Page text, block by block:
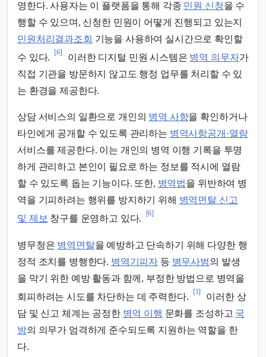
영한다. 사용자는 이 플랫폼을 통해 각종 민원 신청을 수
행할 수 있으며, 신청한 민원이 어떻게 진행되고 있는지
민원처리결과조회 기능을 사용하여 실시간으로 확인할
수 있다.
[6]
이러한 디지털 민원 시스템은 병역 의무자가
직접 기관을 방문하지 않고도 행정 업무를 처리할 수 있
는 환경을 제공한다.
상담 서비스의 일환으로 개인의 병역 사항을 확인하거나
타인에게 공개할 수 있도록 관리하는 병역사항공개·열람
서비스를 제공한다. 이는 개인의 병역 이행 기록을 투명
하게 관리하고 본인이 필요로 하는 정보를 적시에 열람
할 수 있도록 돕는 기능이다. 또한, 병역법을 위반하여 병
역을 기피하려는 행위를 방지하기 위해 병역면탈 신고
및 제보 창구를 운영하고 있다.
[6]
병무청은 병역면탈을 예방하고 단속하기 위해 다양한 행
정적 조치를 병행한다. 병역기피자 등 병무사범의 발생
을 막기 위한 예방 활동과 함께, 부정한 방법으로 병역을
회피하려는 시도를 차단하는 데 주력한다.
[1]
이러한 상
담 및 신고 체계는 공정한 병역 이행 문화를 조성하고 국
방의 의무가 엄격하게 준수되도록 지원하는 역할을 한
다.